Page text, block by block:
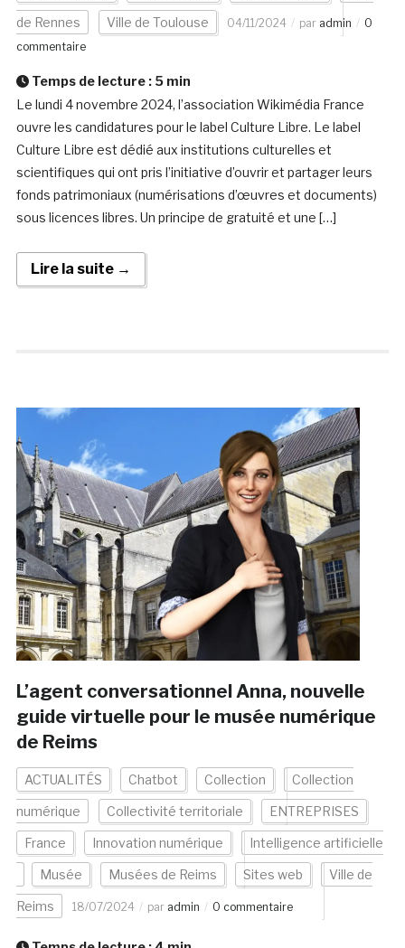
de Rennes Ville de Toulouse 04/11/2024 par admin
0
commentaire
Temps de lecture : 5 min
Le lundi 4 novembre 2024, l’association Wikimédia France
ouvre les candidatures pour le label Culture Libre. Le label
Culture Libre est dédié aux institutions culturelles et
scientifiques qui ont pris l’initiative d’ouvrir et partager leurs
fonds patrimoniaux (numérisations d’œuvres et documents)
sous licences libres. Un principe de gratuité et une […]
Lire la suite →
L’agent conversationnel Anna, nouvelle
guide virtuelle pour le musée numérique
de Reims
ACTUALITÉS Chatbot Collection Collection
numérique Collectivité territoriale ENTREPRISES
France Innovation numérique Intelligence artificielle
Musée Musées de Reims Sites web Ville de
Reims 18/07/2024 par admin 0 commentaire